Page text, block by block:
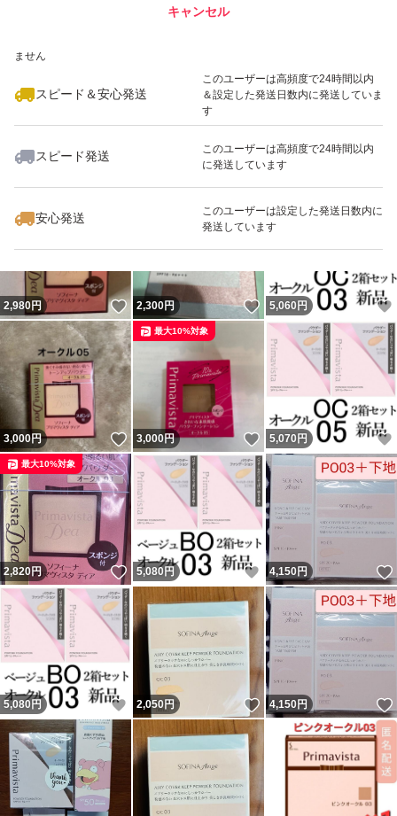
ません
スピード＆安心発送
このユーザーは高頻度で24時間以内
＆設定した発送日数内に発送していま
す
スピード発送
このユーザーは高頻度で24時間以内
に発送しています
安心発送
このユーザーは設定した発送日数内に
発送しています
キャンセル
いいね！
2,220
2,980円 いいね！
2,300円 いいね！
5,060 円
3,000円 いいね！
3,000円 いいね！
最大10%対象
5,070 円
2,820円 いいね！
最大10%対象
5,080 円 いいね！
4,150円
5,080 円 いいね！
2,050円 いいね！
4,150円